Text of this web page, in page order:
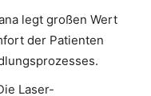
legt großen Wert
der Patienten
Laser-